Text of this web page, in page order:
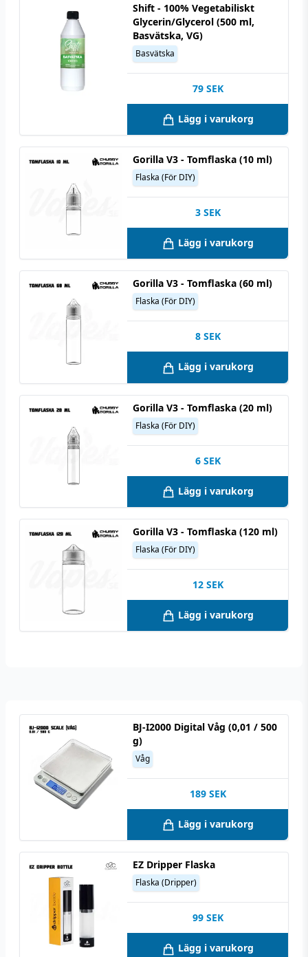
Shift - 100% Vegetabiliskt
Glycerin/Glycerol (500 ml,
Basvätska, VG)
Basvätska
79 SEK
Lägg i varukorg
Gorilla V3 - Tomflaska (10 ml)
Flaska (För DIY)
3 SEK
Lägg i varukorg
Gorilla V3 - Tomflaska (60 ml)
Flaska (För DIY)
8 SEK
Lägg i varukorg
Gorilla V3 - Tomflaska (20 ml)
Flaska (För DIY)
6 SEK
Lägg i varukorg
Gorilla V3 - Tomflaska (120 ml)
Flaska (För DIY)
12 SEK
Lägg i varukorg
BJ-I2000 Digital Våg (0,01 / 500
g)
Våg
189 SEK
Lägg i varukorg
EZ Dripper Flaska
Flaska (Dripper)
99 SEK
Lägg i varukorg